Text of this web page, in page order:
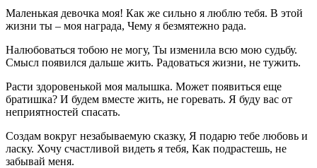
Маленькая девочка моя! Как же сильно я люблю тебя. В этой
жизни ты – моя награда, Чему я безмятежно рада.
Налюбоваться тобою не могу, Ты изменила всю мою судьбу.
Смысл появился дальше жить. Радоваться жизни, не тужить.
Расти здоровенькой моя малышка. Может появиться еще
братишка? И будем вместе жить, не горевать. Я буду вас от
неприятностей спасать.
Создам вокруг незабываемую сказку, Я подарю тебе любовь и
ласку. Хочу счастливой видеть я тебя, Как подрастешь, не
забывай меня.